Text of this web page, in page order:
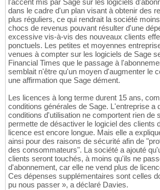
l'accent mis par Sage sur les logiciels
dans le cadre d'un plan visant à obtenir des
plus réguliers, ce qui rendrait la société
chocs de revenus pouvant résulter d'une
excessive vis-à-vis des nouveaux clients
ponctuels. Les petites et moyennes
venues à compter sur les logiciels de Sage
Financial Times que le passage à
semblait n'être qu'un moyen d'augmenter le
une affirmation que Sage dément.
Les licences à long terme durent 15 ans,
conditions générales de Sage. L'entreprise a
conditions d'utilisation ne comportent rien de
permette de désactiver le logiciel des clients
licence est encore longue. Mais elle a
ainsi pour des raisons de sécurité afin de
des consommateurs". La société a ajouté
clients seront touchés, à moins qu'ils ne
d'abonnement, car elle ne vend plus de
Ces dépenses supplémentaires sont celles
pu nous passer », a déclaré Davies.